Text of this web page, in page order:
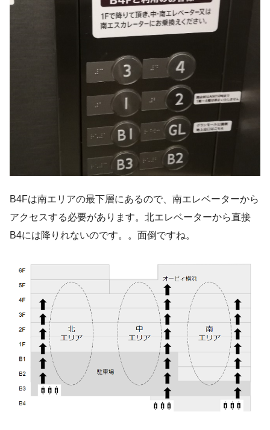
B4Fは南エリアの最下層にあるので、南エレベーターから
アクセスする必要があります。北エレベーターから直接
B4には降りれないのです。。面倒ですね。